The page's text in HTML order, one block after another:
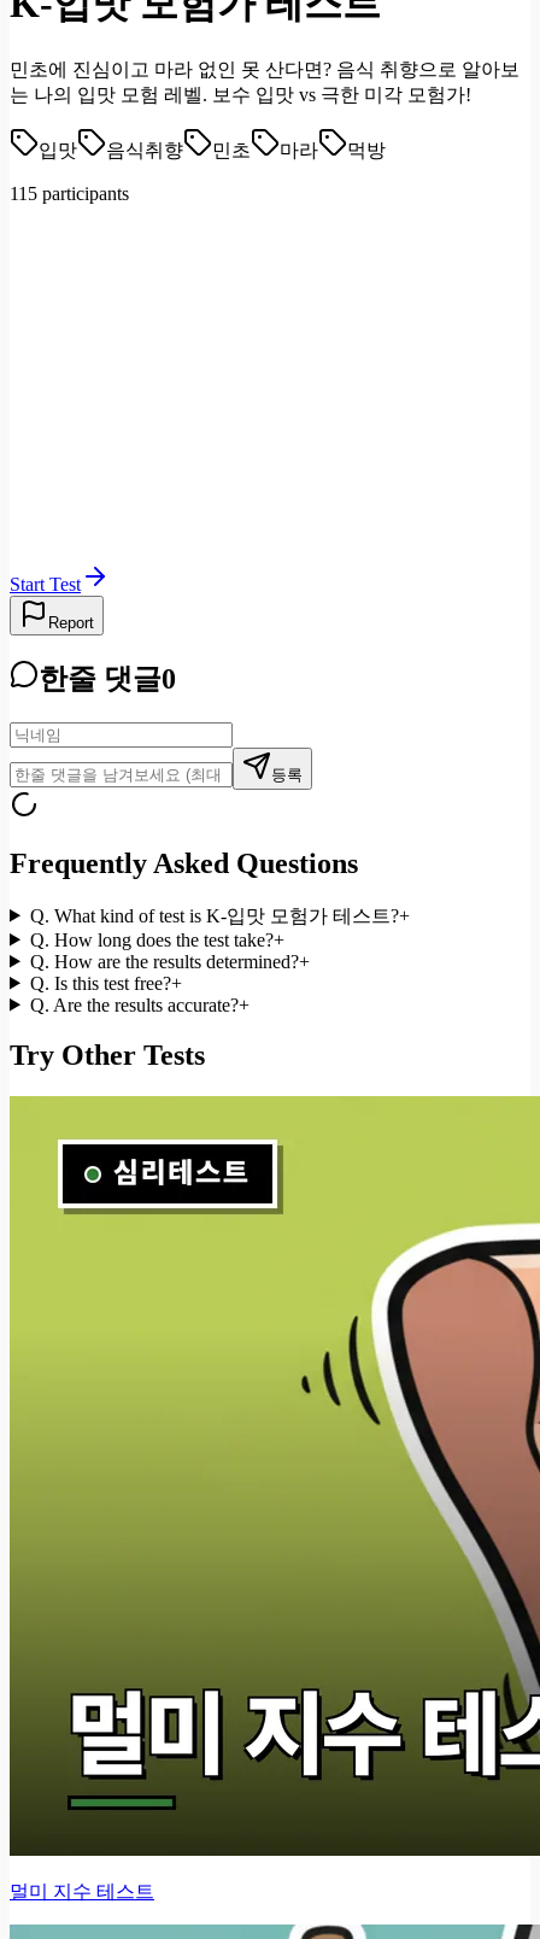
민초에 진심이고 마라 없인 못 산다면? 음식 취향으로 알아보
는 나의 입맛 모험 레벨. 보수 입맛 vs 극한 미각 모험가!
입맛 음식취향 민초 마라 먹방
115 participants
Start Test
Report
한줄 댓글0
등록
Frequently Asked Questions
Q. What kind of test is K-입맛 모험가 테스트?+
Q. How long does the test take?+
Q. How are the results determined?+
Q. Is this test free?+
Q. Are the results accurate?+
Try Other Tests
멀미 지수 테스트